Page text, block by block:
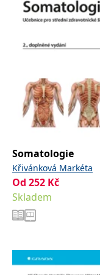
Somatologie
Křivánková Markéta
Od 252 Kč
Skladem